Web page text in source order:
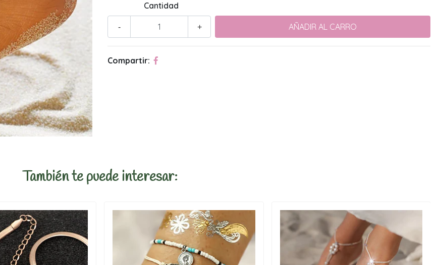
Cantidad
+
-
Compartir:
También te puede interesar: